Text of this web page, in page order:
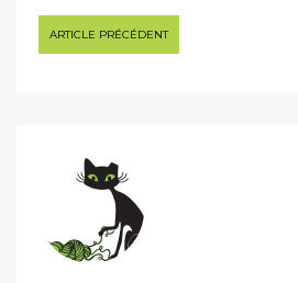
Navigation
de
ARTICLE PRÉCÉDENT